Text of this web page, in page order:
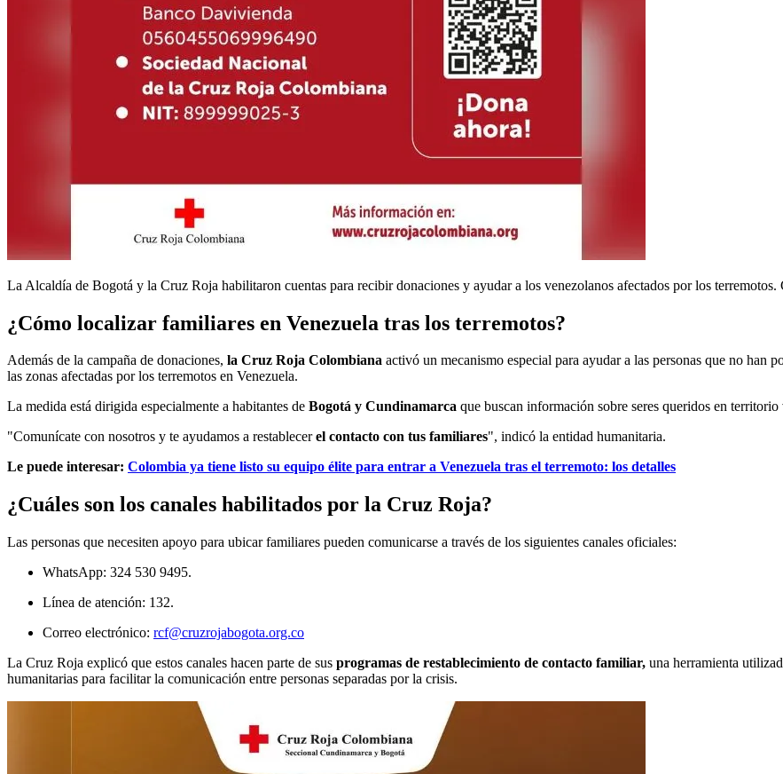
La Alcaldía de Bogotá y la Cruz Roja habilitaron cuentas para recibir donaciones y ayudar a los venezolanos afectados por los terremotos.
¿Cómo localizar familiares en Venezuela tras los terremotos?
Además de la campaña de donaciones, la Cruz Roja Colombiana activó un mecanismo especial para ayudar a las personas que no han
las zonas afectadas por los terremotos en Venezuela.
La medida está dirigida especialmente a habitantes de Bogotá y Cundinamarca que buscan información sobre seres queridos en territorio
"Comunícate con nosotros y te ayudamos a restablecerel contacto con tus familiares", indicó la entidad humanitaria.
Le puede interesar: Colombia ya tiene listo su equipo élite para entrar a Venezuela tras el terremoto: los detalles
¿Cuáles son los canales habilitados por la Cruz Roja?
Las personas que necesiten apoyo para ubicar familiares pueden comunicarse a través de los siguientes canales oficiales:
WhatsApp: 324 530 9495.
Línea de atención: 132.
Correo electrónico: rcf@cruzrojabogota.org.co
La Cruz Roja explicó que estos canales hacen parte de sus programas de restablecimiento de contacto familiar, una herramienta
humanitarias para facilitar la comunicación entre personas separadas por la crisis.